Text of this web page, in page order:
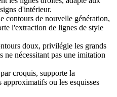
d'intérieur.
contours de nouvelle génération,
l'extraction de lignes de style
doux, privilégie les grands
ne nécessitant pas une imitation
croquis, supporte la
approximatifs ou les esquisses